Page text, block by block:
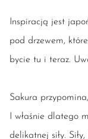
Inspiracją jest
pod drzewem,
bycie tu i teraz.
Sakura
I właśnie dlatego
delikatnej siły.